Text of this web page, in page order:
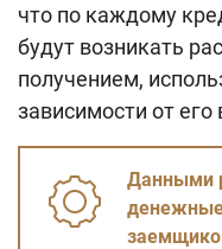
Фотогалерея
О проекте
Карта сайта
что по каждому
будут возникать
получением,
зависимости от его
Данными